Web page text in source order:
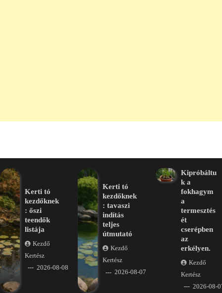
Kerti tó
kezdőknek
: őszi
teendők
listája
Kezdő
Kertész
2026-08-08
Kerti tó
kezdőknek
: tavaszi
indítás
teljes
útmutató
Kezdő
Kertész
2026-08-07
Kipróbáltu
k a
fokhagym
a
termesztés
ét
cserépben
az
erkélyen.
Kezdő
Kertész
2026-08-